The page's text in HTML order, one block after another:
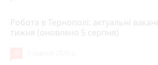
Робота в Тернополі: актуальні
тижня (оновлено 5 серпня)